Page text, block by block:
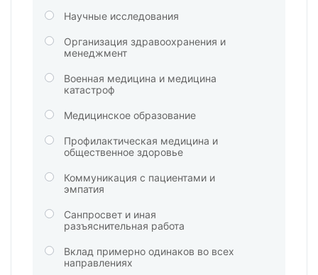
Научные исследования
Организация здравоохранения и
менеджмент
Военная медицина и медицина
катастроф
Медицинское образование
Профилактическая медицина и
общественное здоровье
Коммуникация с пациентами и
эмпатия
Санпросвет и иная
разъяснительная работа
Вклад примерно одинаков во всех
направлениях